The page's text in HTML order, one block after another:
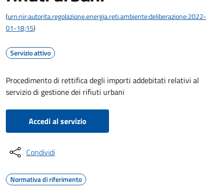
(urn:nir:autorita.regolazione.energia.reti.ambiente:deliberazione:2022-
01-18;15)
Servizio attivo
Procedimento di rettifica degli importi addebitati relativi al
servizio di gestione dei rifiuti urbani
Accedi al servizio
Condividi
Normativa di riferimento